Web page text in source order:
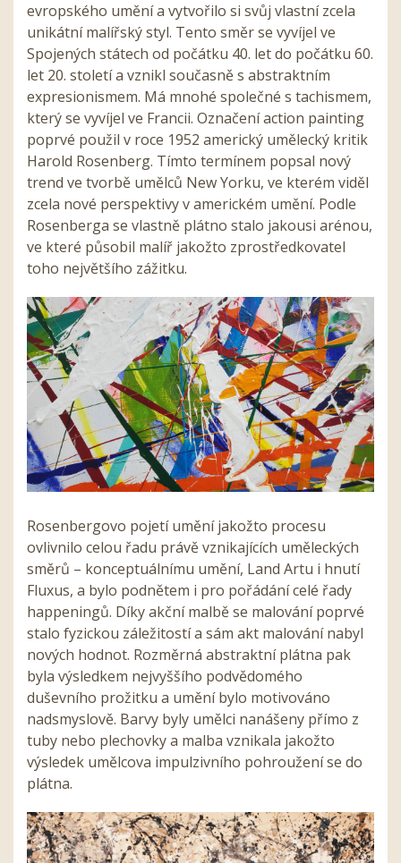
evropského umění a vytvořilo si svůj vlastní zcela
unikátní malířský styl. Tento směr se vyvíjel ve
Spojených státech od počátku 40. let do počátku 60.
let 20. století a vznikl současně s abstraktním
expresionismem. Má mnohé společné s tachismem,
který se vyvíjel ve Francii. Označení action painting
poprvé použil v roce 1952 americký umělecký kritik
Harold Rosenberg. Tímto termínem popsal nový
trend ve tvorbě umělců New Yorku, ve kterém viděl
zcela nové perspektivy v americkém umění. Podle
Rosenberga se vlastně plátno stalo jakousi arénou,
ve které působil malíř jakožto zprostředkovatel
toho největšího zážitku.
Rosenbergovo pojetí umění jakožto procesu
ovlivnilo celou řadu právě vznikajících uměleckých
směrů – konceptuálnímu umění, Land Artu i hnutí
Fluxus, a bylo podnětem i pro pořádání celé řady
happeningů. Díky akční malbě se malování poprvé
stalo fyzickou záležitostí a sám akt malování nabyl
nových hodnot. Rozměrná abstraktní plátna pak
byla výsledkem nejvyššího podvědomého
duševního prožitku a umění bylo motivováno
nadsmyslově. Barvy byly umělci nanášeny přímo z
tuby nebo plechovky a malba vznikala jakožto
výsledek umělcova impulzivního pohroužení se do
plátna.